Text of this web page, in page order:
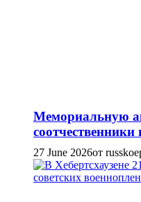
Мемориальную
соотчественники
27 June 2026от